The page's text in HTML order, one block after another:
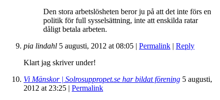
Den stora arbetslösheten beror ju på att det inte förs en
politik för full sysselsättning, inte att enskilda ratar
dåligt betala arbeten.
pia lindahl 5 augusti, 2012 at 08:05 | Permalink | Reply
Klart jag skriver under!
Vi Mänskor | Solrosuppropet.se har bildat förening 5 augusti,
2012 at 23:25 | Permalink